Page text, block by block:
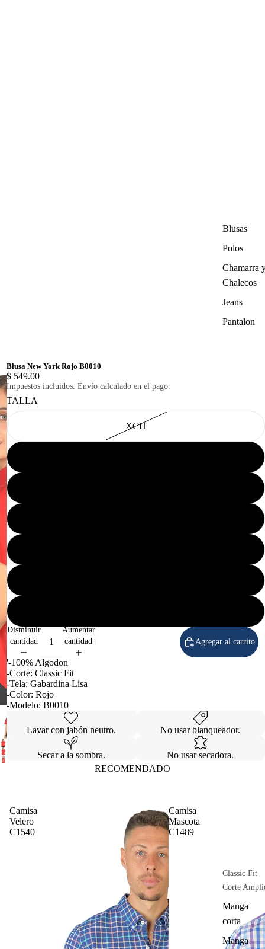
Blusas
Polos
Chamarra
Chalecos
Jeans
Pantalon
Caballero
Classic Fit
Corte
Manga
corta
Manga
Blusa New York Rojo B0010
$ 549.00
Impuestos incluidos. Envío calculado en el pago.
TALLA
XCH
Disminuir
cantidad
Aumentar
cantidad
Agregar al carrito
'-100% Algodon
-Corte: Classic Fit
-Tela: Gabardina Lisa
-Color: Rojo
-Modelo: B0010
Lavar con jabón neutro. No usar blanqueador.
Secar a la sombra.
No usar secadora.
RECOMENDADO
Camisa
Velero
C1540
Camisa
Mascota
C1489